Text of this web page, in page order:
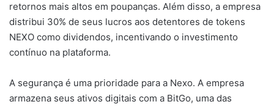
retornos mais altos em poupanças. Além disso, a empresa
distribui 30% de seus lucros aos detentores de tokens
NEXO como dividendos, incentivando o investimento
contínuo na plataforma.
A segurança é uma prioridade para a Nexo. A empresa
armazena seus ativos digitais com a BitGo, uma das